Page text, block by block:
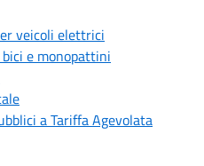
veicoli elettrici
e monopattini
a Tariffa Agevolata